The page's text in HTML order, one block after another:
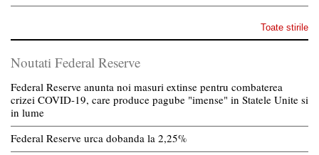
Toate stirile
Noutati Federal Reserve
Federal Reserve anunta noi masuri extinse pentru combaterea
crizei COVID-19, care produce pagube "imense" in Statele Unite si
in lume
Federal Reserve urca dobanda la 2,25%